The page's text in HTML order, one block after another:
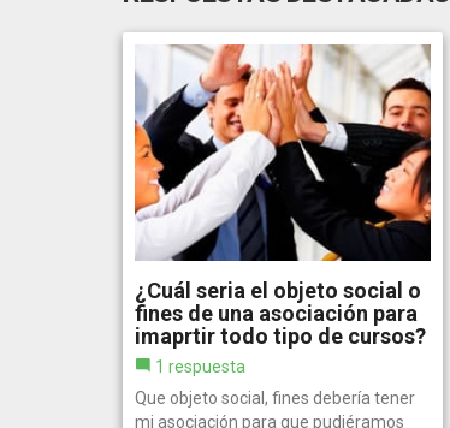
¿Cuál seria el objeto social o
fines de una asociación para
imaprtir todo tipo de cursos?
1 respuesta
Que objeto social, fines debería tener
mi asociación para que pudiéramos